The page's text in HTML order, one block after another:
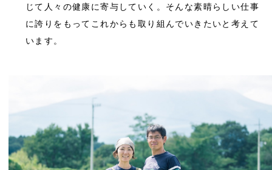
じて人々の健康に寄与していく。そんな素晴らしい仕事
に誇りをもってこれからも取り組んでいきたいと考えて
います。